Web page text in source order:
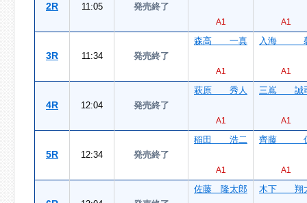
2R 11:05 発売終了
A1 A1
3R 11:34 発売終了
森高 一真
A1
入海
A1
4R 12:04 発売終了
萩原 秀人
A1
三嶌 誠
A1
5R 12:34 発売終了
稲田 浩二
A1
齊藤
A1
佐藤 隆太郎 木下 翔